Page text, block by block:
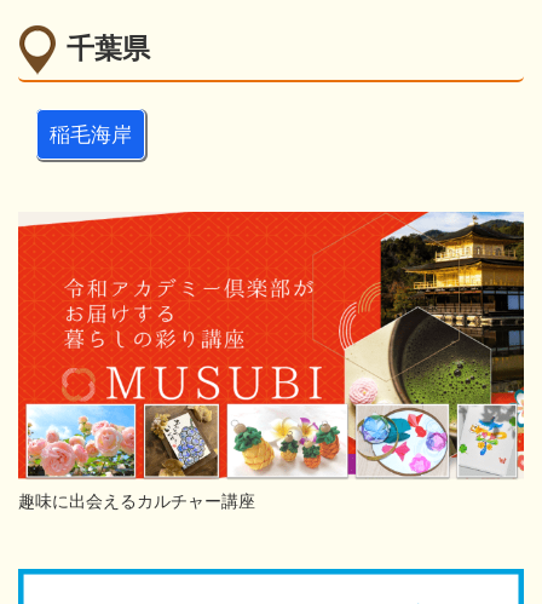
千葉県
稲毛海岸
趣味に出会えるカルチャー講座